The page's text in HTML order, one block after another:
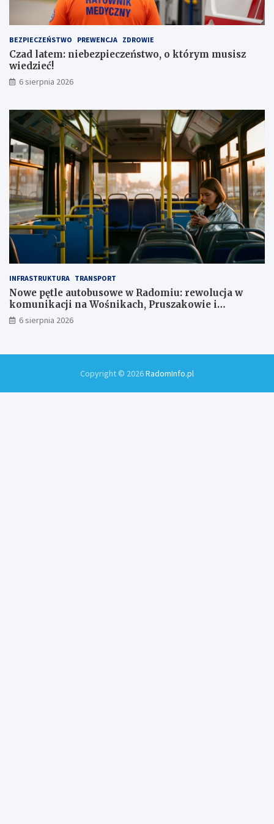
a
,
1
m
l
ł
BEZPIECZEŃSTWO PREWENCJA ZDROWIE
Czad latem: niebezpieczeństwo, o którym musisz
wiedzieć!
6 sierpnia 2026
INFRASTRUKTURA TRANSPORT
Nowe pętle autobusowe w Radomiu: rewolucja w
komunikacji na Wośnikach, Pruszakowie i
Zamłyniu
6 sierpnia 2026
Copyright © 2026RadomInfo.pl